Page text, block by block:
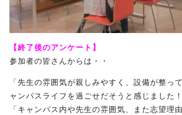
【終了後のアンケート】
参加者の皆さんからは・・
「先生の雰囲気が親しみやすく、設備が整っ
ャンパスライフを過ごせだそうと感じました！
「キャンパス内や先生の雰囲気、また志望理